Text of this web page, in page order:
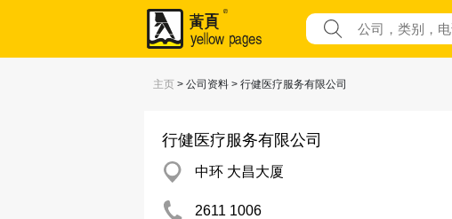
主页 > 公司资料 > 行健医疗服务有限公司
行健医疗服务有限公司
中环 大昌大厦
2611 1006